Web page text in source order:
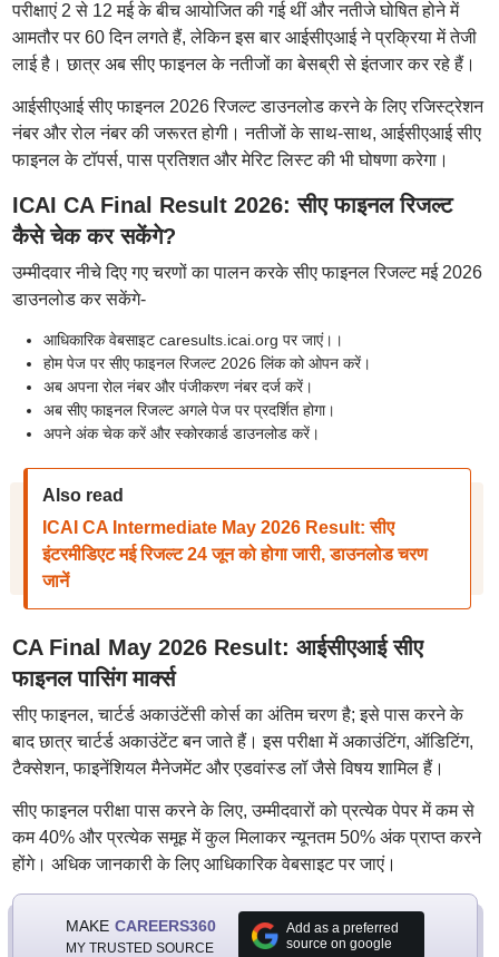
परीक्षाएं 2 से 12 मई के बीच आयोजित की गई थीं और नतीजे घोषित होने में
आमतौर पर 60 दिन लगते हैं, लेकिन इस बार आईसीएआई ने प्रक्रिया में तेजी
लाई है। छात्र अब सीए फाइनल के नतीजों का बेसब्री से इंतजार कर रहे हैं।
आईसीएआई सीए फाइनल 2026 रिजल्ट डाउनलोड करने के लिए रजिस्ट्रेशन
नंबर और रोल नंबर की जरूरत होगी। नतीजों के साथ-साथ, आईसीएआई सीए
फाइनल के टॉपर्स, पास प्रतिशत और मेरिट लिस्ट की भी घोषणा करेगा।
ICAI CA Final Result 2026: सीए फाइनल रिजल्ट
कैसे चेक कर सकेंगे?
उम्मीदवार नीचे दिए गए चरणों का पालन करके सीए फाइनल रिजल्ट मई 2026
डाउनलोड कर सकेंगे-
आधिकारिक वेबसाइट caresults.icai.org पर जाएं।।
होम पेज पर सीए फाइनल रिजल्ट 2026 लिंक को ओपन करें।
अब अपना रोल नंबर और पंजीकरण नंबर दर्ज करें।
अब सीए फाइनल रिजल्ट अगले पेज पर प्रदर्शित होगा।
अपने अंक चेक करें और स्कोरकार्ड डाउनलोड करें।
Also read
ICAI CA Intermediate May 2026 Result: सीए
इंटरमीडिएट मई रिजल्ट 24 जून को होगा जारी, डाउनलोड चरण
जानें
CA Final May 2026 Result: आईसीएआई सीए
फाइनल पासिंग मार्क्स
सीए फाइनल, चार्टर्ड अकाउंटेंसी कोर्स का अंतिम चरण है; इसे पास करने के
बाद छात्र चार्टर्ड अकाउंटेंट बन जाते हैं। इस परीक्षा में अकाउंटिंग, ऑडिटिंग,
टैक्सेशन, फाइनेंशियल मैनेजमेंट और एडवांस्ड लॉ जैसे विषय शामिल हैं।
सीए फाइनल परीक्षा पास करने के लिए, उम्मीदवारों को प्रत्येक पेपर में कम से
कम 40% और प्रत्येक समूह में कुल मिलाकर न्यूनतम 50% अंक प्राप्त करने
होंगे। अधिक जानकारी के लिए आधिकारिक वेबसाइट पर जाएं।
MAKE CAREERS360
MY TRUSTED SOURCE
Add as a preferred
source on google